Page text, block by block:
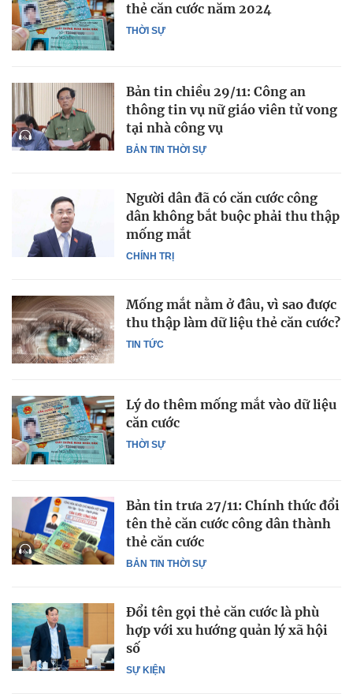
THỜI SỰ
thẻ căn cước năm 2024
BẢN TIN THỜI SỰ
Bản tin chiều 29/11: Công an
thông tin vụ nữ giáo viên tử vong
tại nhà công vụ
CHÍNH TRỊ
Người dân đã có căn cước công
dân không bắt buộc phải thu thập
mống mắt
TIN TỨC
Mống mắt nằm ở đâu, vì sao được
thu thập làm dữ liệu thẻ căn cước?
THỜI SỰ
Lý do thêm mống mắt vào dữ liệu
căn cước
BẢN TIN THỜI SỰ
Bản tin trưa 27/11: Chính thức đổi
tên thẻ căn cước công dân thành
thẻ căn cước
SỰ KIỆN
Đổi tên gọi thẻ căn cước là phù
hợp với xu hướng quản lý xã hội
số